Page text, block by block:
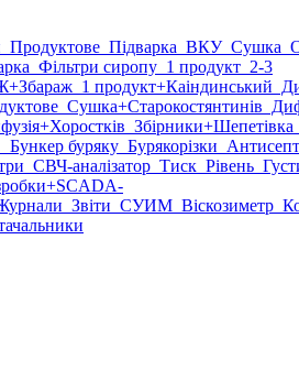
Продуктове Підварка ВКУСушка
Фільтри сиропу 1 продукт 2-3
+Збараж 1 продукт+Каіндинський
Сушка+Старокостянтинів
+Хоростків Збірники+Шепетівка
Бункер буряку Бурякорізки
СВЧ-аналізатор Тиск Рівень
+SCADA-
Звіти СУИМ Віскозиметр